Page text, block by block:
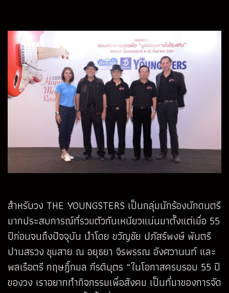
สำหรับวง THE YOUNGSTERS เป็นกลุ่มนักร้องนักดนตรี
มากประสบการณ์ที่รวมตัวกันเหนียวแน่นมาตั้งแต่เมื่อ 55
ปีก่อนจนถึงปัจจุบัน นำโดย ขวัญชัย ปภัสร์พงษ์ พันตรี
ปานสรวง ชุมสาย ณ อยุธยา จิรพรรณ อังศวานนท์ และ
พลเรือตรี กฤษฎิ์กมล กีรติบุตร “ในโอกาสครบรอบ 55 ปี
ของวง เราอยากทำกิจกรรมเพื่อสังคม เป็นที่มาของการจัด